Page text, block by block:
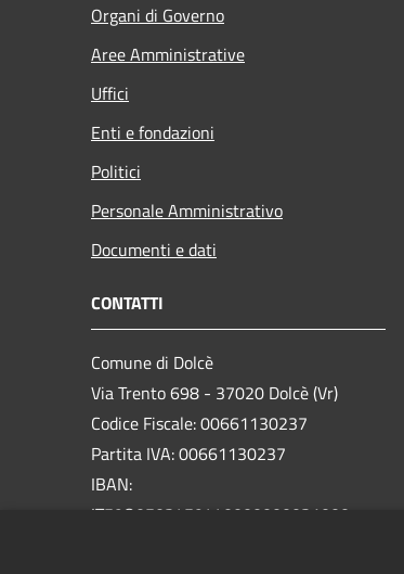
Organi di Governo
Aree Amministrative
Uffici
Enti e fondazioni
Politici
Personale Amministrativo
Documenti e dati
CONTATTI
Comune di Dolcè
Via Trento 698 - 37020 Dolcè (Vr)
Codice Fiscale: 00661130237
Partita IVA: 00661130237
IBAN:
IT59O0503459440000000031000